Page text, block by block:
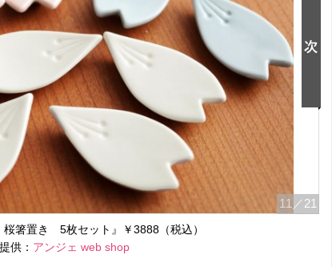
11 ／21
箸置き 5枚セット』￥3888（税込）
供： アンジェ web shop